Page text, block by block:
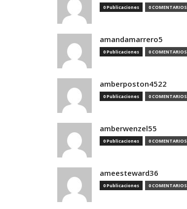
0 Publicaciones 0 COMENTARIOS
amandamarrero5
0 Publicaciones 0 COMENTARIOS
amberposton4522
0 Publicaciones 0 COMENTARIOS
amberwenzel55
0 Publicaciones 0 COMENTARIOS
ameesteward36
0 Publicaciones 0 COMENTARIOS